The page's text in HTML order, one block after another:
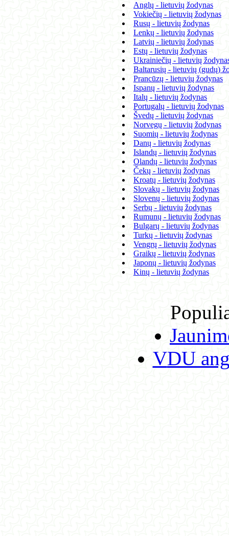
Anglų - lietuvių žodynas
Vokiečių - lietuvių žodynas
Rusų - lietuvių žodynas
Lenkų - lietuvių žodynas
Latvių - lietuvių žodynas
Estų - lietuvių žodynas
Ukrainiečių - lietuvių
Baltarusių - lietuvių (gudų)
Prancūzų - lietuvių žodynas
Ispanų - lietuvių žodynas
Italų - lietuvių žodynas
Portugalų - lietuvių žodynas
Švedų - lietuvių žodynas
Norvegų - lietuvių žodynas
Suomių - lietuvių žodynas
Danų - lietuvių žodynas
Islandų - lietuvių žodynas
Olandų - lietuvių žodynas
Čekų - lietuvių žodynas
Kroatų - lietuvių žodynas
Slovakų - lietuvių žodynas
Slovenų - lietuvių žodynas
Serbų - lietuvių žodynas
Rumunų - lietuvių žodynas
Bulgarų - lietuvių žodynas
Turkų - lietuvių žodynas
Vengrų - lietuvių žodynas
Graikų - lietuvių žodynas
Japonų - lietuvių žodynas
Kinų - lietuvių žodynas
VDU